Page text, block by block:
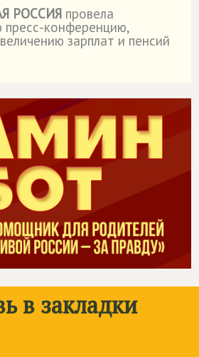
РОССИЯ провела
пресс-конференцию,
зарплат и пенсий
в закладки